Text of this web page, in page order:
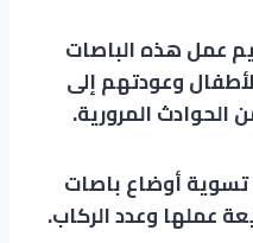
عمل هذه الباصات
وعودتهم إلى
الحوادث المرورية.
تسوية أوضاع باصات
عملها وعدد الركاب.